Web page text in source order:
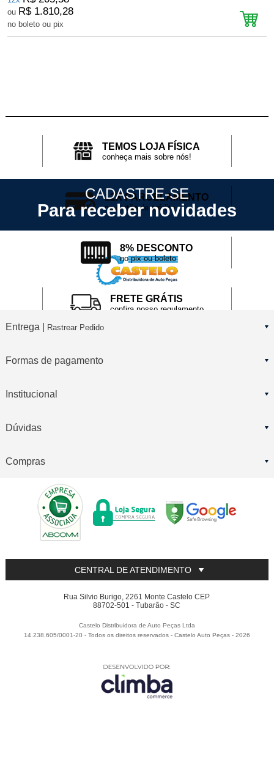
ou R$ 1.810,28
no boleto ou pix
TEMOS LOJA FÍSICA
conheça mais sobre nós!
12X PARCELAMENTO
no cartão de crédito
8% DESCONTO
no pix ou boleto
FRETE GRÁTIS
confira nosso regulamento
CADASTRE-SE
Para receber novidades
Entrega | Rastrear Pedido
Formas de pagamento
Institucional
Dúvidas
Compras
CENTRAL DE ATENDIMENTO
Rua Silvio Burigo, 2261 Monte Castelo CEP
88702-501 - Tubarão - SC
Castelo Distribuidora de Auto Peças Ltda
14.238.605/0001-20 - Todos os direitos reservados -Castelo Auto Peças -2026